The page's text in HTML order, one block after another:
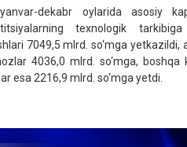
dekabr oylarida asosiy
texnologik tarkibiga
7049,5 mlrd. so‘mga yetkazildi,
4036,0 mlrd. so‘mga, boshqa
esa 2216,9 mlrd. so‘mga yetdi.